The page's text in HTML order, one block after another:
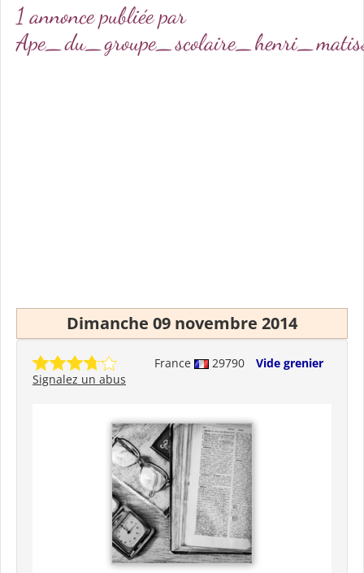
1 annonce publiée par
Dimanche 09 novembre 2014
France 29790
Vide grenier
Signalez un abus